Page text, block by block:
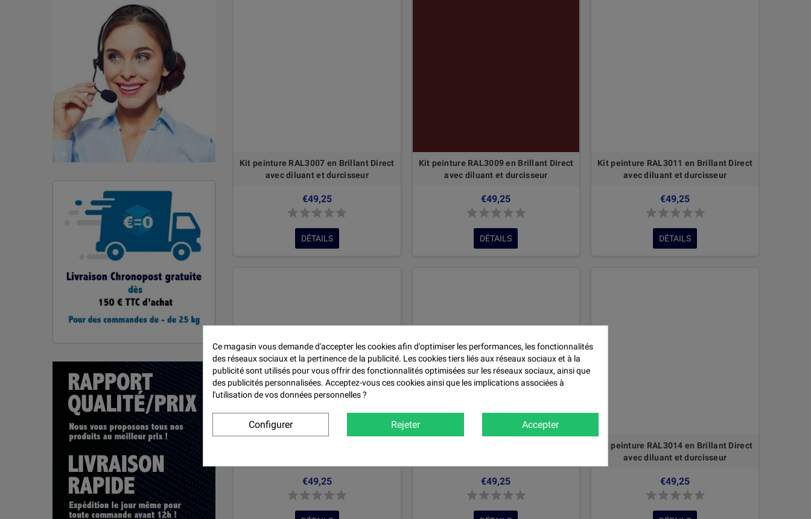
Kit peinture RAL3007 en Brillant Direct
avec diluant et durcisseur
€49,25
DÉTAILS
Kit peinture RAL3009 en Brillant Direct
avec diluant et durcisseur
€49,25
DÉTAILS
Kit peinture RAL3011 en Brillant Direct
avec diluant et durcisseur
€49,25
DÉTAILS
€49,25 €49,25
Kit peinture RAL3014 en Brillant Direct
avec diluant et durcisseur
€49,25
Ce magasin vous demande d'accepter les cookies afin d'optimiser les performances, les fonctionnalités
des réseaux sociaux et la pertinence de la publicité. Les cookies tiers liés aux réseaux sociaux et à la
publicité sont utilisés pour vous offrir des fonctionnalités optimisées sur les réseaux sociaux, ainsi que
des publicités personnalisées. Acceptez-vous ces cookies ainsi que les implications associées à
l'utilisation de vos données personnelles ?
Configurer Rejeter Accepter